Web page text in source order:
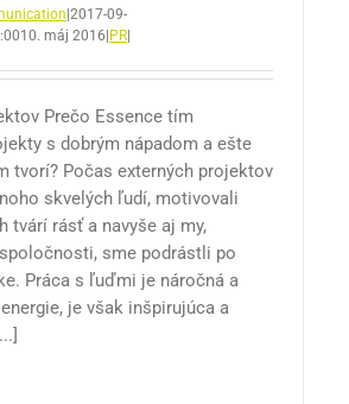
2017-09-
10. máj 2016 PR
Prečo Essence tím
s dobrým nápadom a ešte
tvorí? Počas externých projektov
skvelých ľudí, motivovali
tvárí rásť a navyše aj my,
sme podrástli po
Práca s ľuďmi je náročná a
je však inšpirujúca a